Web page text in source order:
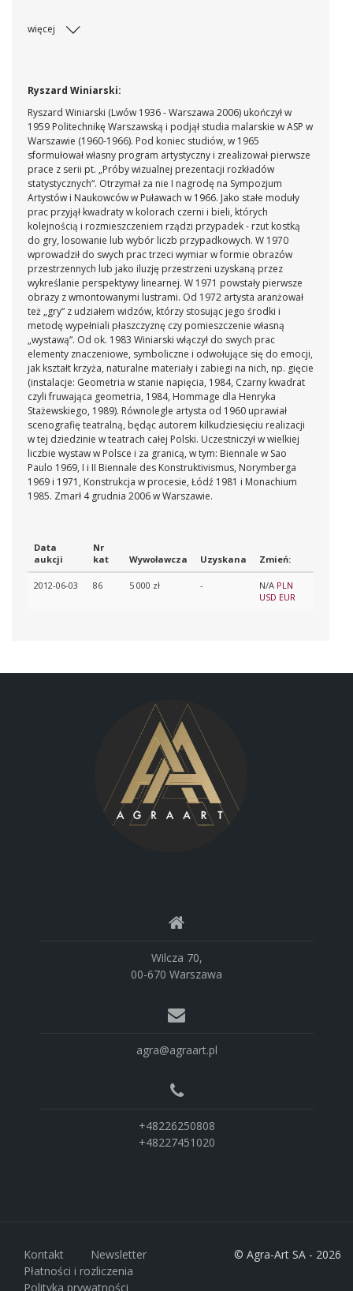
więcej
Ryszard Winiarski:
Ryszard Winiarski (Lwów 1936 - Warszawa 2006) ukończył w
1959 Politechnikę Warszawską i podjął studia malarskie w ASP w
Warszawie (1960-1966). Pod koniec studiów, w 1965
sformułował własny program artystyczny i zrealizował pierwsze
prace z serii pt. „Próby wizualnej prezentacji rozkładów
statystycznych“. Otrzymał za nie I nagrodę na Sympozjum
Artystów i Naukowców w Puławach w 1966. Jako stałe moduły
prac przyjął kwadraty w kolorach czerni i bieli, których
kolejnością i rozmieszczeniem rządzi przypadek - rzut kostką
do gry, losowanie lub wybór liczb przypadkowych. W 1970
wprowadził do swych prac trzeci wymiar w formie obrazów
przestrzennych lub jako iluzję przestrzeni uzyskaną przez
wykreślanie perspektywy linearnej. W 1971 powstały pierwsze
obrazy z wmontowanymi lustrami. Od 1972 artysta aranżował
też „gry“ z udziałem widzów, którzy stosując jego środki i
metodę wypełniali płaszczyznę czy pomieszczenie własną
„wystawą“. Od ok. 1983 Winiarski włączył do swych prac
elementy znaczeniowe, symboliczne i odwołujące się do emocji,
jak kształt krzyża, naturalne materiały i zabiegi na nich, np. gięcie
(instalacje: Geometria w stanie napięcia, 1984, Czarny kwadrat
czyli fruwająca geometria, 1984, Hommage dla Henryka
Stażewskiego, 1989). Równolegle artysta od 1960 uprawiał
scenografię teatralną, będąc autorem kilkudziesięciu realizacji
w tej dziedzinie w teatrach całej Polski. Uczestniczył w wielkiej
liczbie wystaw w Polsce i za granicą, w tym: Biennale w Sao
Paulo 1969, I i II Biennale des Konstruktivismus, Norymberga
1969 i 1971, Konstrukcja w procesie, Łódź 1981 i Monachium
1985. Zmarł 4 grudnia 2006 w Warszawie.
Data
aukcji
Nr
kat
Wywoławcza Uzyskana Zmień:
2012-06-03 86 5 000 zł - N/A PLN
USD EUR
Wilcza 70,
00-670 Warszawa
agra@agraart.pl
+48226250808
+48227451020
Kontakt
Newsletter
Płatności i rozliczenia
Polityka prywatności
© Agra-Art SA - 2026